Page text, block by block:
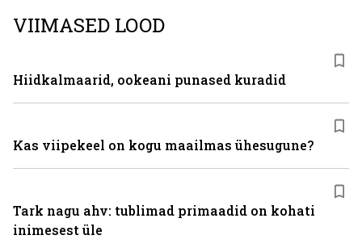
VIIMASED LOOD
Hiidkalmaarid, ookeani punased kuradid
Kas viipekeel on kogu maailmas ühesugune?
Tark nagu ahv: tublimad primaadid on kohati
inimesest üle